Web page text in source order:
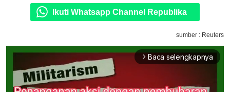
Ikuti Whatsapp Channel Republika
sumber : Reuters
arrow_forward_ios Baca selengkapnya